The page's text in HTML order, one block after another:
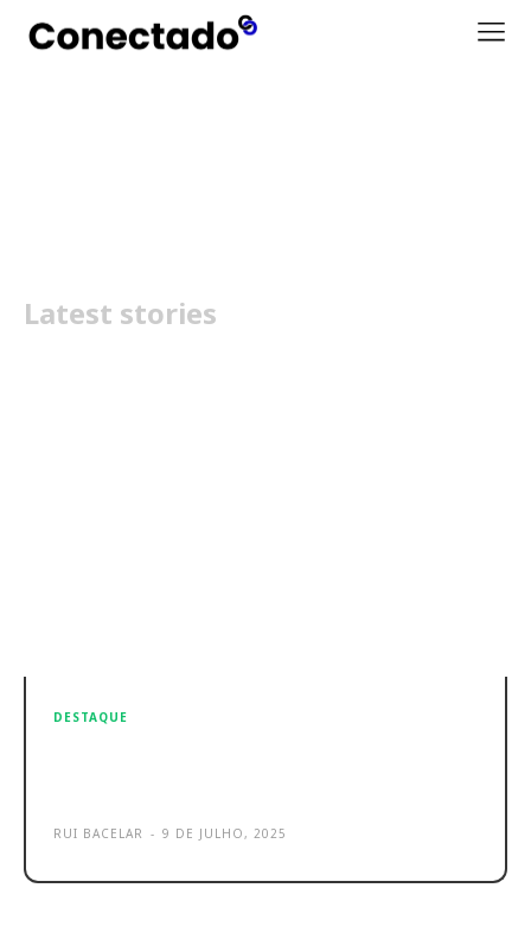
Latest stories
DESTAQUE
RUI BACELAR - 9 DE JULHO, 2025